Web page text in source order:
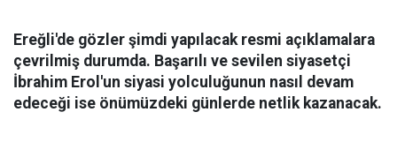
Ereğli'de gözler şimdi yapılacak resmi açıklamalara
çevrilmiş durumda. Başarılı ve sevilen siyasetçi
İbrahim Erol'un siyasi yolculuğunun nasıl devam
edeceği ise önümüzdeki günlerde netlik kazanacak.